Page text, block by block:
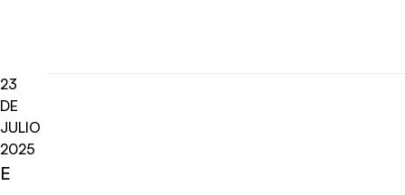
23
DE
JULIO
2025
E